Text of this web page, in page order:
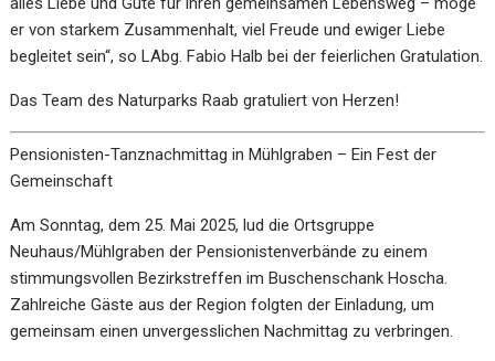
er von starkem Zusammenhalt, viel Freude und ewiger Liebe
begleitet sein“, so LAbg. Fabio Halb bei der feierlichen Gratulation.
Das Team des Naturparks Raab gratuliert von Herzen!
Pensionisten-Tanznachmittag in Mühlgraben – Ein Fest der
Gemeinschaft
Am Sonntag, dem 25. Mai 2025, lud die Ortsgruppe
Neuhaus/Mühlgraben der Pensionistenverbände zu einem
stimmungsvollen Bezirkstreffen im Buschenschank Hoscha.
Zahlreiche Gäste aus der Region folgten der Einladung, um
gemeinsam einen unvergesslichen Nachmittag zu verbringen.